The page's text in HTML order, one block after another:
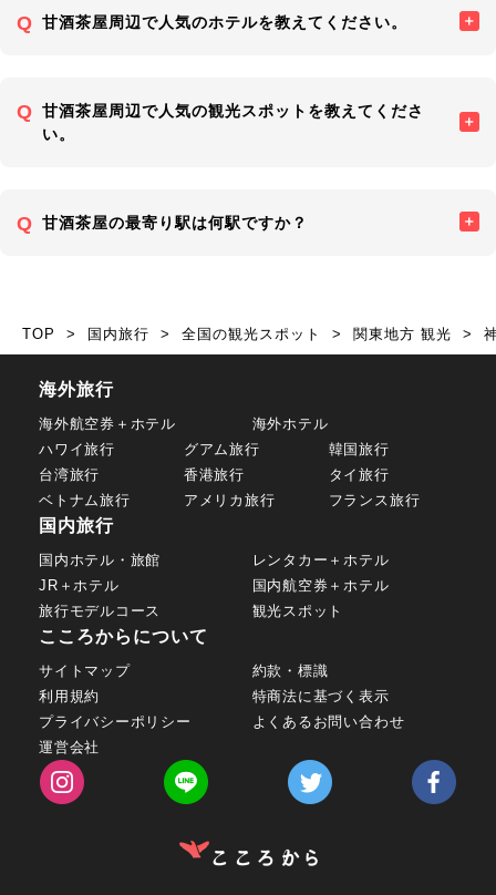
甘酒茶屋周辺で人気のホテルを教えてください。
甘酒茶屋周辺で人気の観光スポットを教えてくださ
い。
甘酒茶屋の最寄り駅は何駅ですか？
TOP 国内旅行 全国の観光スポット 関東地方 観光
海外旅行
海外航空券＋ホテル
海外ホテル
ハワイ旅行
グアム旅行
韓国旅行
台湾旅行
香港旅行
タイ旅行
ベトナム旅行
アメリカ旅行 フランス旅行
国内旅行
国内ホテル・旅館
レンタカー＋ホテル
JR＋ホテル
国内航空券＋ホテル
旅行モデルコース
観光スポット
こころからについて
サイトマップ
約款・標識
利用規約
特商法に基づく表示
プライバシーポリシー
よくあるお問い合わせ
運営会社